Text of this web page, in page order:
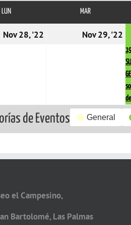
LUNLUNES MARMARTES
Nov 28, '22 28/11/2022Nov 29, '22
de Eventos General
el Campesino,
Bartolomé, Las Palmas